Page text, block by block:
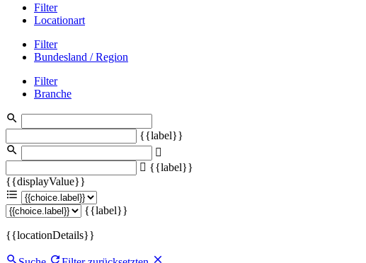
Filter
Locationart
Filter
Bundesland / Region
Filter
Branche
{{label}}
{{label}}
{{displayValue}}
{{label}}
{{locationDetails}}